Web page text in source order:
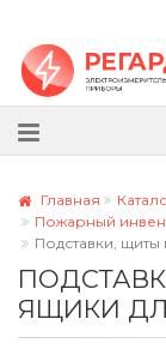
Главная
Пожарный
Подставки,
ЯЩИКИ